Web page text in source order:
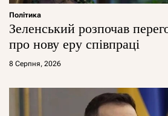
Політика
Зеленський розпочав
про нову еру співпраці
8 Серпня, 2026